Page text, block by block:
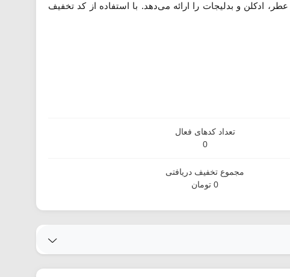
ادکلن و بدلیجات را ارائه می‌دهد. با استفاده از کد تخفیف
تعداد کدهای فعال
0
مجموع تخفیف دریافتی
0 تومان